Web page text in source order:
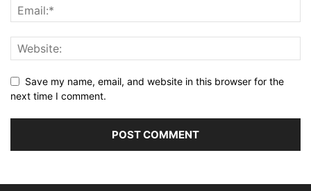
Save my name, email, and website in this browser for the
next time I comment.